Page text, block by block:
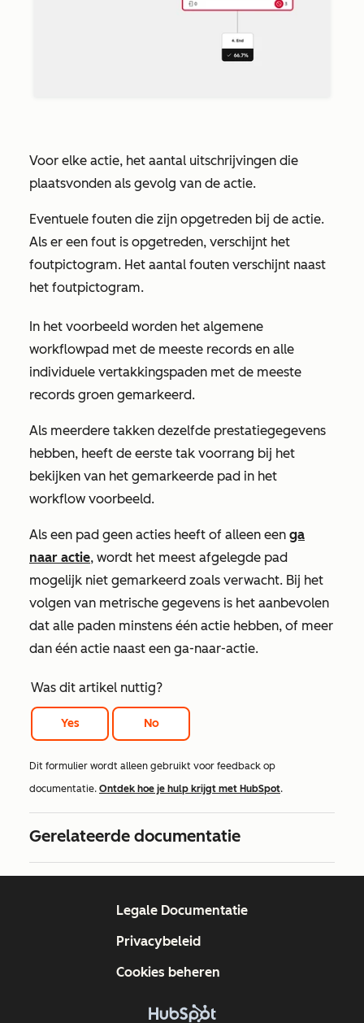
Voor elke actie, het aantal uitschrijvingen die
plaatsvonden als gevolg van de actie.
Eventuele fouten die zijn opgetreden bij de actie.
Als er een fout is opgetreden, verschijnt het
foutpictogram. Het aantal fouten verschijnt naast
het foutpictogram.
In het voorbeeld worden het algemene
workflowpad met de meeste records en alle
individuele vertakkingspaden met de meeste
records groen gemarkeerd.
Als meerdere takken dezelfde prestatiegegevens
hebben, heeft de eerste tak voorrang bij het
bekijken van het gemarkeerde pad in het
workflow voorbeeld.
Als een pad geen acties heeft of alleen een ga
naar actie, wordt het meest afgelegde pad
mogelijk niet gemarkeerd zoals verwacht. Bij het
volgen van metrische gegevens is het aanbevolen
dat alle paden minstens één actie hebben, of meer
dan één actie naast een ga-naar-actie.
Was dit artikel nuttig?
Yes No
Dit formulier wordt alleen gebruikt voor feedback op
documentatie. Ontdek hoe je hulp krijgt met HubSpot.
Gerelateerde documentatie
Legale Documentatie
Privacybeleid
Cookies beheren